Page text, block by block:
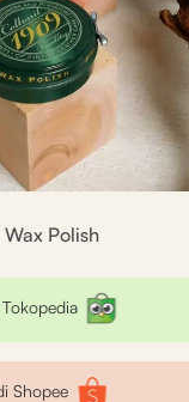
Polish
Shopee